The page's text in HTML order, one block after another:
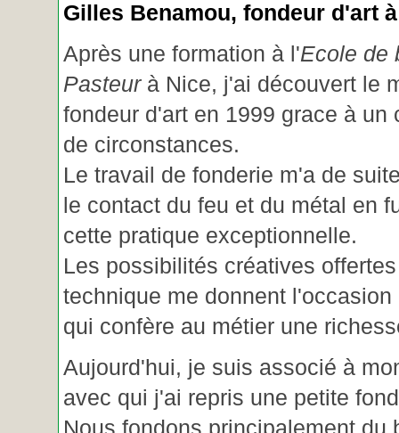
Gilles Benamou, fondeur d'art
Après une formation à l'Ecole de
Pasteurà Nice, j'ai découvert le
fondeur d'art en 1999 grace à un
de circonstances.
Le travail de fonderie m'a de
le contact du feu et du métal en
cette pratique exceptionnelle.
Les possibilités créatives
technique me donnent
qui confère au métier une
Aujourd'hui, je suis associé à
avec qui j'ai repris une petite
Nous fondons principalement